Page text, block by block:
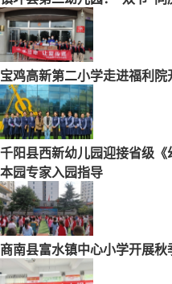
宝鸡高新第二小学走进福利
千阳县西新幼儿园迎接省级
本园专家入园指导
商南县富水镇中心小学开展